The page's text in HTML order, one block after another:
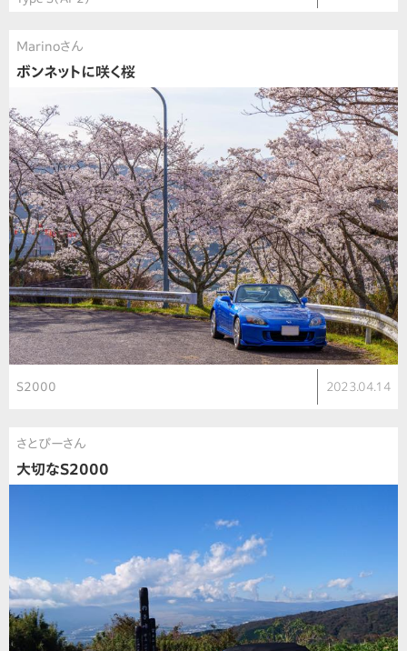
Marinoさん
ボンネットに咲く桜
S2000 2023.04.14
さとぴーさん
大切なS2000